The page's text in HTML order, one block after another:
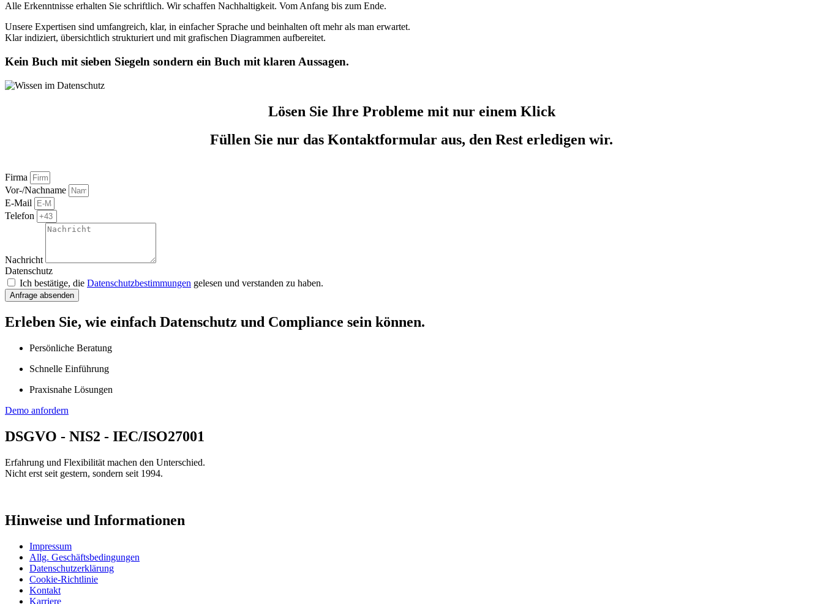
Alle Erkenntnisse erhalten Sie schriftlich. Wir schaffen Nachhaltigkeit. Vom Anfang bis zum Ende.
Unsere Expertisen sind umfangreich, klar, in einfacher Sprache und beinhalten oft mehr als man erwartet.
Klar indiziert, übersichtlich strukturiert und mit grafischen Diagrammen aufbereitet.
Kein Buch mit sieben Siegeln sondern ein Buch mit klaren Aussagen.
Lösen Sie Ihre Probleme mit nur einem Klick
Füllen Sie nur das Kontaktformular aus, den Rest erledigen wir.
Firma
Vor-/Nachname
E-Mail
Telefon
Nachricht
Datenschutz
Ich bestätige, die Datenschutzbestimmungen gelesen und verstanden zu haben.
Anfrage absenden
Erleben Sie, wie einfach Datenschutz und Compliance sein können.
Persönliche Beratung
Schnelle Einführung
Praxisnahe Lösungen
Demo anfordern
DSGVO - NIS2 - IEC/ISO27001
Erfahrung und Flexibilität machen den Unterschied.
Nicht erst seit gestern, sondern seit 1994.
Hinweise und Informationen
Impressum
Allg. Geschäftsbedingungen
Datenschutzerklärung
Cookie-Richtlinie
Kontakt
Karriere